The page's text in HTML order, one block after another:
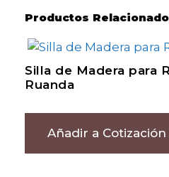
Productos
Silla de Madera para
Ruanda
Añadir a Cotización